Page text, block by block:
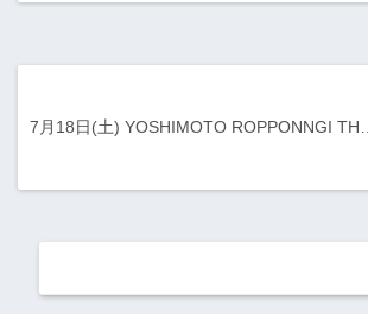
7月18日(土) YOSHIMOTO ROPPONNGI TH…